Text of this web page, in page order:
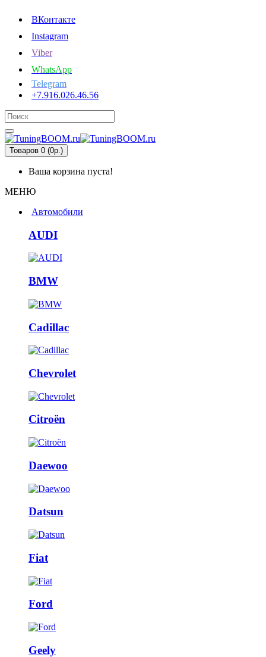
ВКонтакте
Instagram
Viber
WhatsApp
Telegram
+7.916.026.46.56
Товаров 0 (0р.)
Ваша корзина пуста!
МЕНЮ
Автомобили
AUDI
BMW
Cadillac
Chevrolet
Citroën
Daewoo
Datsun
Fiat
Ford
Geely